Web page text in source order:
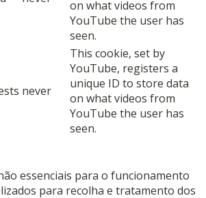
on what videos from
YouTube the user has
seen.
never
This cookie, set by
YouTube, registers a
unique ID to store data
on what videos from
YouTube the user has
seen.
essenciais para o funcionamento
para recolha e tratamento dos